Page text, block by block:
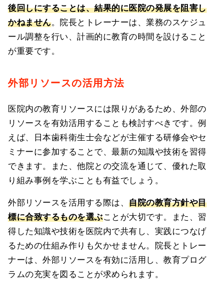
後回しにすることは、結果的に医院の発展を阻害し
かねません。院長とトレーナーは、業務のスケジュ
ール調整を行い、計画的に教育の時間を設けること
が重要です。
外部リソースの活用方法
医院内の教育リソースには限りがあるため、外部の
リソースを有効活用することも検討すべきです。例
えば、日本歯科衛生士会などが主催する研修会やセ
ミナーに参加することで、最新の知識や技術を習得
できます。また、他院との交流を通じて、優れた取
り組み事例を学ぶことも有益でしょう。
外部リソースを活用する際は、自院の教育方針や目
標に合致するものを選ぶことが大切です。また、習
得した知識や技術を医院内で共有し、実践につなげ
るための仕組み作りも欠かせません。院長とトレー
ナーは、外部リソースを有効に活用し、教育プログ
ラムの充実を図ることが求められます。